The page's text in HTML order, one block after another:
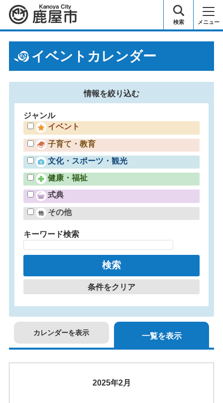
鹿屋市 検索 メニュー
イベントカレンダー
情報を絞り込む
ジャンル
イベント
子育て・教育
文化・スポーツ・観光
健康・福祉
式典
その他
キーワード検索
条件をクリア
カレンダーを表示 一覧を表示
2025年2月